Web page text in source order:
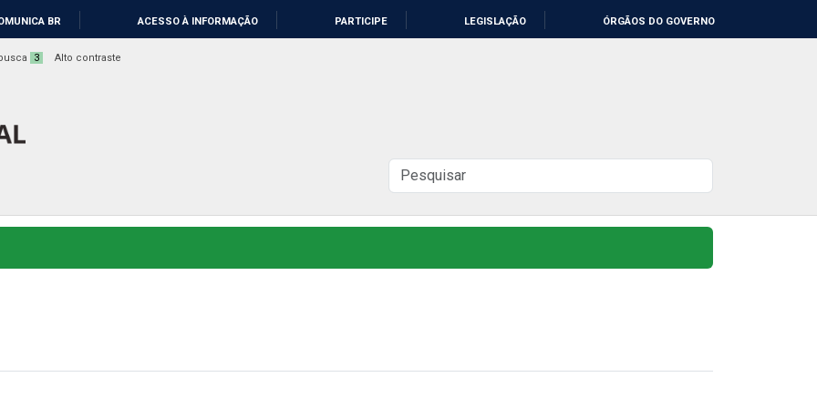
BR ACESSO À INFORMAÇÃO PARTICIPE LEGISLAÇÃO ÓRGÃOS DO GOVERNO
3 Alto contraste
Buscar
no